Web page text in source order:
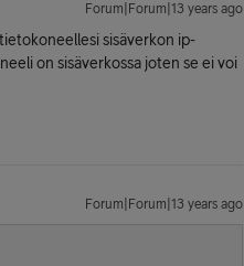
Forum|Forum|13 years ago
sisäverkon ip-
on sisäverkossa joten se ei voi
Forum|Forum|13 years ago